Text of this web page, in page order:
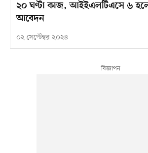
২০ ঘণ্টা কাজ, আইইএলটিএসে ৬
আবেদন
০২ সেপ্টেম্বর ২০২৪